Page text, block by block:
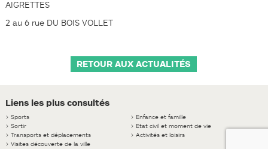
AIGRETTES
2 au 6 rue DU BOIS VOLLET
RETOUR AUX ACTUALITÉS
Liens les plus consultés
> Sports > Enfance et famille
> Sortir > Etat civil et moment de vie
> Transports et déplacements >Activités et loisirs
> Visites découverte de la ville